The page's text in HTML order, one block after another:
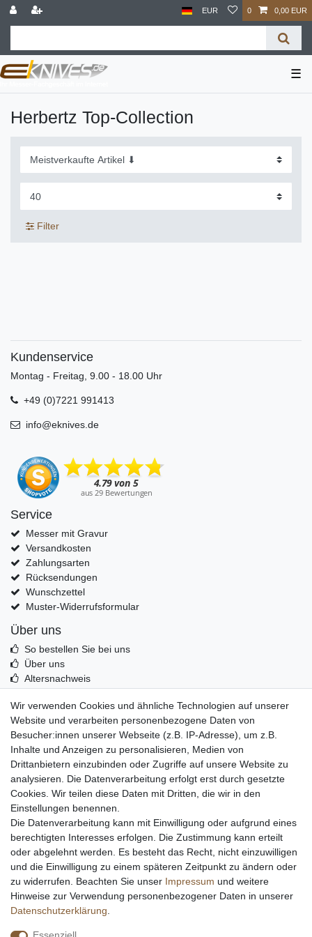
EUR 0 0,00 EUR
☰
Herbertz Top-Collection
Filter
Kundenservice
Montag - Freitag, 9.00 - 18.00 Uhr
+49 (0)7221 991413
info@eknives.de
Service
Messer mit Gravur
Versandkosten
Zahlungsarten
Rücksendungen
Wunschzettel
Muster-Widerrufsformular
Über uns
So bestellen Sie bei uns
Über uns
Altersnachweis
Echtheit von Kundenbewertungen
Messer Info Forum
Messer schärfen
Messerhersteller
Stahltabelle
Stahlarten
Rockwell Härte
Messerarten
Klingenformen
Holzarten
Impressum Daten­schutz­erklärung AGB
Wir verwenden Cookies und ähnliche Technologien auf unserer
Website und verarbeiten personenbezogene Daten von
Besucher:innen unserer Webseite (z.B. IP-Adresse), um z.B.
Inhalte und Anzeigen zu personalisieren, Medien von
Drittanbietern einzubinden oder Zugriffe auf unsere Website zu
analysieren. Die Datenverarbeitung erfolgt erst durch gesetzte
Cookies. Wir teilen diese Daten mit Dritten, die wir in den
Einstellungen benennen.
Die Datenverarbeitung kann mit Einwilligung oder aufgrund eines
berechtigten Interesses erfolgen. Die Zustimmung kann erteilt
oder abgelehnt werden. Es besteht das Recht, nicht einzuwilligen
und die Einwilligung zu einem späteren Zeitpunkt zu ändern oder
zu widerrufen. Beachten Sie unser Impressum und weitere
Hinweise zur Verwendung personenbezogener Daten in unserer
Daten­schutz­erklärung